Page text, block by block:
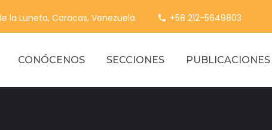
la Luneta, Caracas, Venezuela. +58 212-5649803
CONÓCENOS SECCIONES PUBLICACIONES